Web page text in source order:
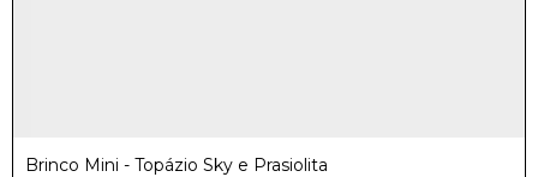
Brinco Mini - Topázio Sky e Prasiolita